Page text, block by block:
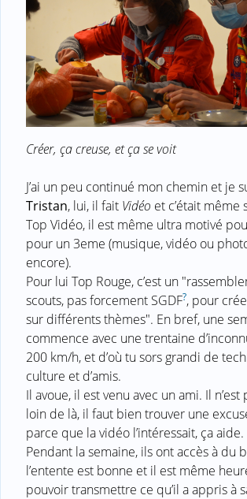
Créer, ça creuse, et ça se voit
J’ai un peu continué mon chemin et je
Tristan, lui, il fait Vidéo et c’était même
Top Vidéo, il est même ultra motivé
pour un 3eme (musique, vidéo ou
encore).
Pour lui Top Rouge, c’est un
scouts, pas forcement SGDF?, pour
sur différents thèmes". En bref, une
commence avec une trentaine
200 km/h, et d’où tu sors grandi de
culture et d’amis.
Il avoue, il est venu avec un ami. Il n’est
loin de là, il faut bien trouver une
parce que la vidéo l’intéressait, ça aide.
Pendant la semaine, ils ont accès à du
l’entente est bonne et il est même
pouvoir transmettre ce qu’il a appris à